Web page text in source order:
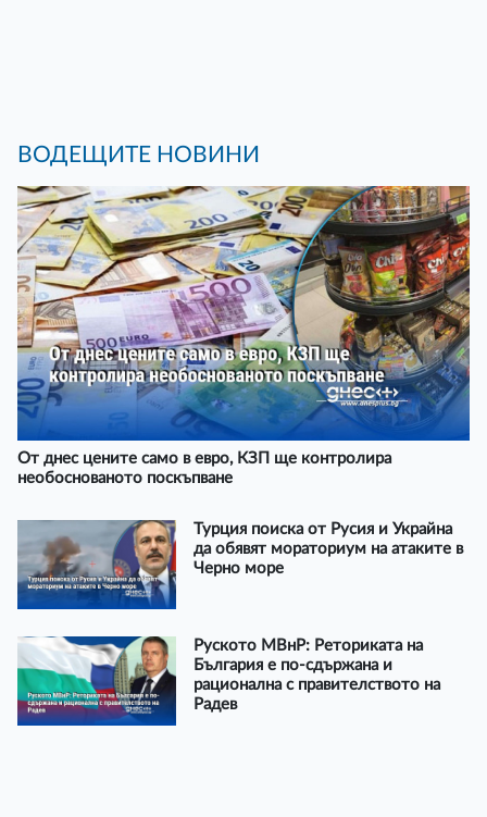
ВОДЕЩИТЕ НОВИНИ
От днес цените само в евро, КЗП ще контролира
необоснованото поскъпване
Турция поиска от Русия и Украйна
да обявят мораториум на атаките в
Черно море
Руското МВнР: Реториката на
България е по-сдържана и
рационална с правителството на
Радев